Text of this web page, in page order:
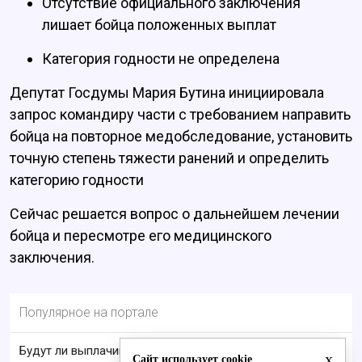
лишает бойца положенных выплат
Категория годности не определена
Депутат Госдумы Мария Бутина инициировала
запрос командиру части с требованием направить
бойца на повторное медобследование, установить
точную степень тяжести ранений и определить
категорию годности
Сейчас решается вопрос о дальнейшем лечении
бойца и пересмотре его медицинского
заключения.
Популярное на портале
Будут ли выплачивать 13-ю пенсию в 2026 году:
Сайт использует cookie